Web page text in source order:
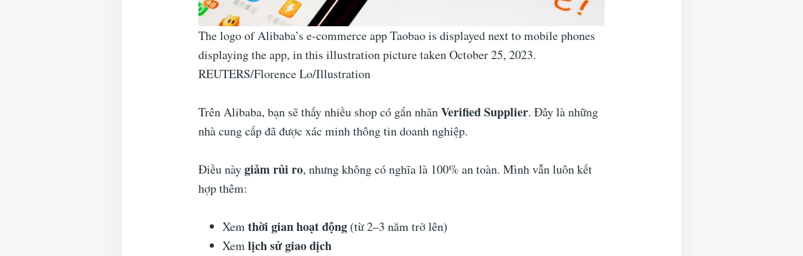
The logo of Alibaba’s e-commerce app Taobao is displayed next to mobile phones
displaying the app, in this illustration picture taken October 25, 2023.
REUTERS/Florence Lo/Illustration
Trên Alibaba, bạn sẽ thấy nhiều shop có gắn nhãnVerified Supplier. Đây là những
nhà cung cấp đã được xác minh thông tin doanh nghiệp.
Điều nàygiảm rủi ro, nhưng không có nghĩa là 100% an toàn. Mình vẫn luôn kết
hợp thêm:
Xemthời gian hoạt động (từ 2–3 năm trở lên)
Xemlịch sử giao dịch